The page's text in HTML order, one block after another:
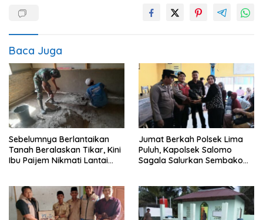
Baca Juga
Sebelumnya Berlantaikan
Tanah Beralaskan Tikar, Kini
Ibu Paijem Nikmati Lantai
0208/Asahan
Jumat Berkah Polsek Lima
Puluh, Kapolsek Salomo
Sagala Salurkan Sembako